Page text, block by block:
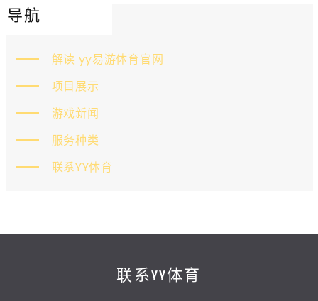
导航
解读 yy易游体育官网
项目展示
游戏新闻
服务种类
联系YY体育
联系YY体育